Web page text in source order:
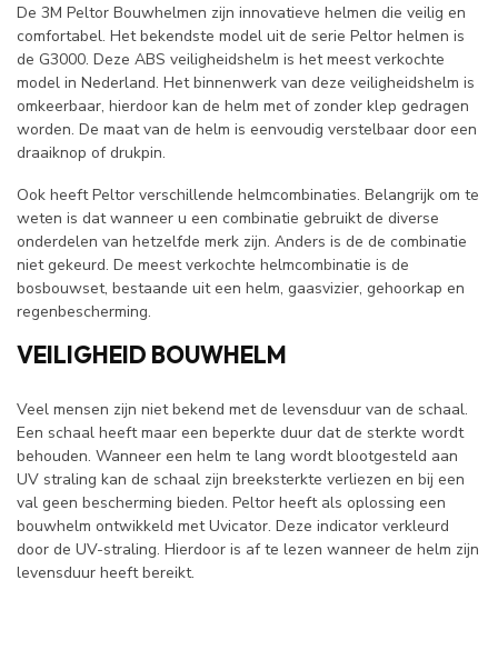
De 3M Peltor Bouwhelmen zijn innovatieve helmen die veilig en
comfortabel. Het bekendste model uit de serie Peltor helmen is
de G3000. Deze ABS veiligheidshelm is het meest verkochte
model in Nederland. Het binnenwerk van deze veiligheidshelm is
omkeerbaar, hierdoor kan de helm met of zonder klep gedragen
worden. De maat van de helm is eenvoudig verstelbaar door een
draaiknop of drukpin.
Ook heeft Peltor verschillende helmcombinaties. Belangrijk om te
weten is dat wanneer u een combinatie gebruikt de diverse
onderdelen van hetzelfde merk zijn. Anders is de de combinatie
niet gekeurd. De meest verkochte helmcombinatie is de
bosbouwset, bestaande uit een helm, gaasvizier, gehoorkap en
regenbescherming.
VEILIGHEID BOUWHELM
Veel mensen zijn niet bekend met de levensduur van de schaal.
Een schaal heeft maar een beperkte duur dat de sterkte wordt
behouden. Wanneer een helm te lang wordt blootgesteld aan
UV straling kan de schaal zijn breeksterkte verliezen en bij een
val geen bescherming bieden. Peltor heeft als oplossing een
bouwhelm ontwikkeld met Uvicator. Deze indicator verkleurd
door de UV-straling. Hierdoor is af te lezen wanneer de helm zijn
levensduur heeft bereikt.